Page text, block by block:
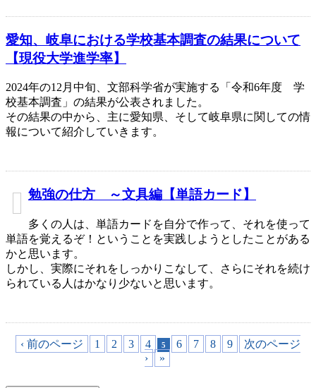
愛知、岐阜における学校基本調査の結果について
【現役大学進学率】
2024年の12月中旬、文部科学省が実施する「令和6年度 学
校基本調査」の結果が公表されました。
その結果の中から、主に愛知県、そして岐阜県に関しての情
報について紹介していきます。
勉強の仕方 ～文具編【単語カード】
多くの人は、単語カードを自分で作って、それを使って
単語を覚えるぞ！ということを実践しようとしたことがある
かと思います。
しかし、実際にそれをしっかりこなして、さらにそれを続け
られている人はかなり少ないと思います。
‹ 前のページ 1 2 3 4 5 6 7 8 9
次のページ
›
»